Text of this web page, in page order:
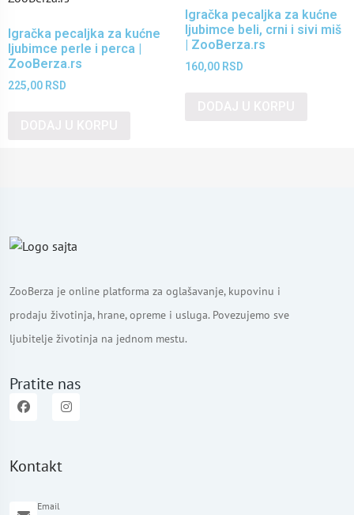
Igračka pecaljka za kućne
ljubimce perle i perca |
ZooBerza.rs
225,00 RSD
Igračka pecaljka za kućne
ljubimce beli, crni i sivi miš
| ZooBerza.rs
160,00 RSD
ZooBerza je online platforma za oglašavanje, kupovinu i
prodaju životinja, hrane, opreme i usluga. Povezujemo sve
ljubitelje životinja na jednom mestu.
Pratite nas
Kontakt
Email